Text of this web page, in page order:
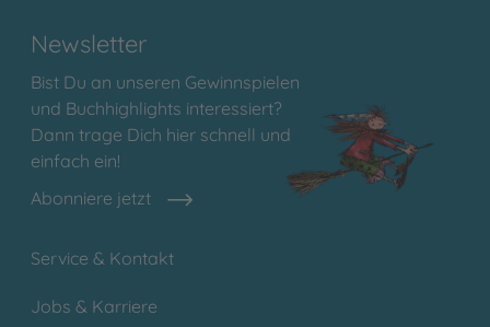
Newsletter
Bist Du an unseren Gewinnspielen
und Buchhighlights interessiert?
Dann trage Dich hier schnell und
einfach ein!
Abonniere jetzt
Service & Kontakt
Jobs & Karriere